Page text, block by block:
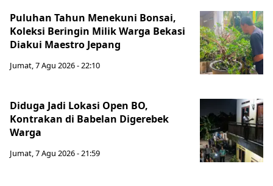
Puluhan Tahun Menekuni Bonsai,
Koleksi Beringin Milik Warga Bekasi
Diakui Maestro Jepang
Jumat, 7 Agu 2026 - 22:10
Diduga Jadi Lokasi Open BO,
Kontrakan di Babelan Digerebek
Warga
Jumat, 7 Agu 2026 - 21:59